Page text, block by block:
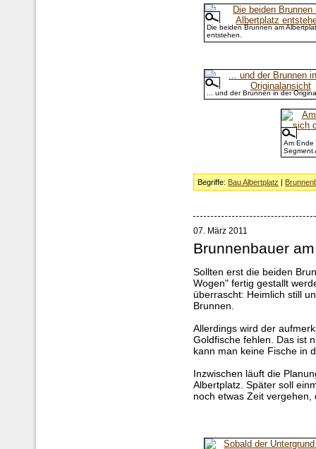
Die beiden Brunnen am
entstehen.
... und der Brunnen in der
Am Ende
Segment
Begriffe: Bau Albertplatz |
07. März 2011
Brunnenbauer
Sollten erst die beiden
Wogen" fertig gestallt
überrascht: Heimlich still
Brunnen.
Allerdings wird der
Goldfische fehlen. Das ist
kann man keine Fische in
Inzwischen läuft die
Albertplatz. Später soll
noch etwas Zeit